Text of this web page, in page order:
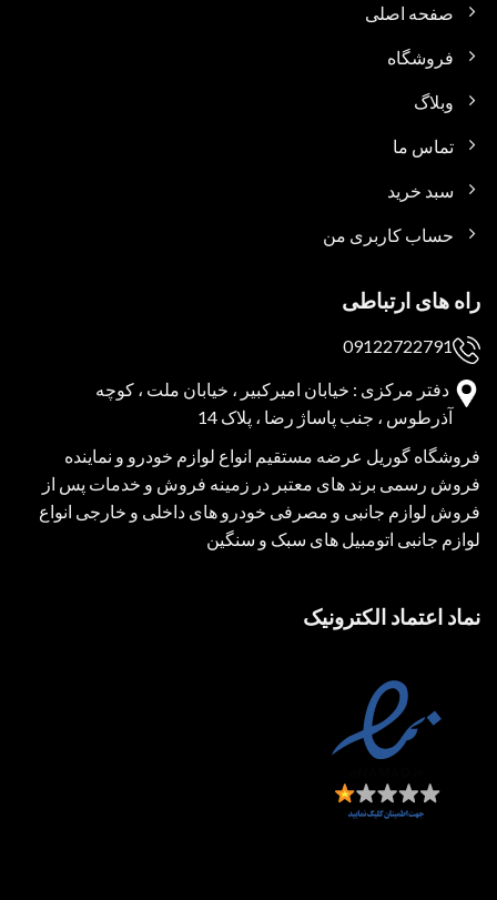
صفحه اصلی
فروشگاه
وبلاگ
تماس ما
سبد خرید
حساب کاربری من
راه های ارتباطی
09122722791
دفتر مرکزی : خیابان امیرکبیر ، خیابان ملت ، کوچه
آذرطوس ، جنب پاساژ رضا ، پلاک 14
فروشگاه گوریل عرضه مستقیم انواع لوازم خودرو و نماینده
فروش رسمی برند های معتبر در زمینه فروش و خدمات پس از
فروش لوازم جانبی و مصرفی خودرو های داخلی و خارجی انواع
لوازم جانبی اتومبیل های سبک و سنگین
نماد اعتماد الکترونیک